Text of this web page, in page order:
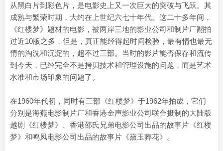
从黑白片到彩色片，是电影史上又一次巨大的突破与飞跃。其
成熟与繁荣时期，大约在上世纪六七十年代。这二十多年间，
《红楼梦》题材的电影，被两岸三地的影业公司和制片厂翻拍
过近10版之多，但是，真正能经得起时间检验，最有情也最无
情的淘洗和沉淀的，超不过三部。当时的影片能否保存和流传
到今天，已经完全不是拷贝技术和管理设施的问题，而是艺术
水准和市场印象的问题了。
在1960年代初，同时有三部《红楼梦》于1962年拍成，它们
分别是海燕电影制片厂和香港金声影业公司联合摄制的大陆版
越剧《红楼梦》、香港邵氏兄弟电影公司出品的故事片《红楼
梦》和鸣凤电影公司出品的故事片《黛玉葬花》。